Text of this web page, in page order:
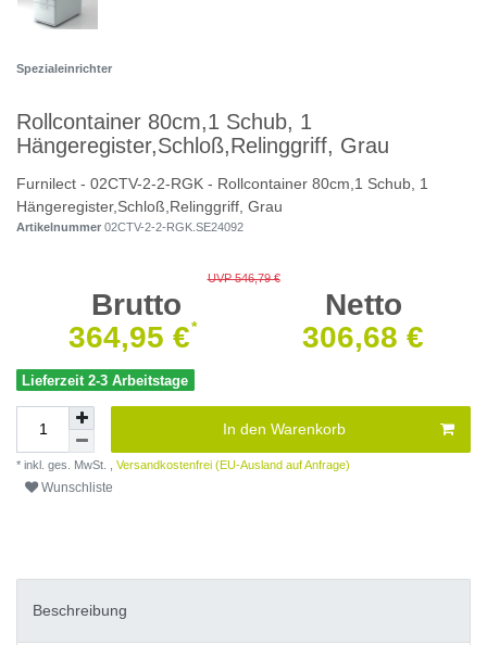
Spezialeinrichter
Rollcontainer 80cm,1 Schub, 1
Hängeregister,Schloß,Relinggriff, Grau
Furnilect - 02CTV-2-2-RGK - Rollcontainer 80cm,1 Schub, 1
Hängeregister,Schloß,Relinggriff, Grau
Artikelnummer 02CTV-2-2-RGK.SE24092
UVP 546,79 €
Brutto
Netto
364,95 €
* 306,68 €
Lieferzeit 2-3 Arbeitstage
In den Warenkorb
* inkl. ges. MwSt. , Versandkostenfrei (EU-Ausland auf Anfrage)
Wunschliste
Beschreibung